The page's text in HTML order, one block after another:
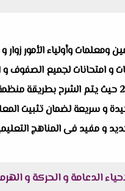
ومعلمات وأولياء الأمور
امتحانات لجميع الصفوف و
الاحياء الدعامة و الحركة و الهرمونات
و سريعة لضمان تثبيت
و مفيد فى المناهج
و الحركة و